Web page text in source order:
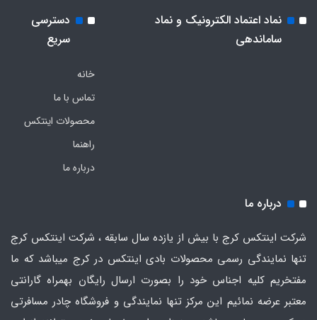
نماد اعتماد الکترونیک و نماد
ساماندهی
دسترسی
سریع
خانه
تماس با ما
محصولات اینتکس
راهنما
درباره ما
درباره ما
شرکت اینتکس کرج با بیش از یازده سال سابقه ، شرکت اینتکس کرج
تنها نمایندگی رسمی محصولات بادی اینتکس در کرج میباشد که ما
مفتخریم کلیه اجناس خود را بصورت ارسال رایگان بهمراه گارانتی
معتبر عرضه نمائیم این مرکز تنها نمایندگی و فروشگاه چادر مسافرتی